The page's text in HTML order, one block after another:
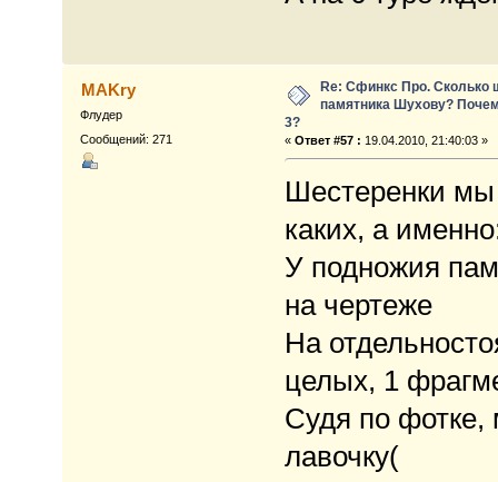
MAKry
Флудер
Сообщений: 271
Re: Сфинкс Про. Сколько
памятника Шухову?
3?
« Ответ #57 : 19.04.2010, 21:40:03 »
Шестеренки мы
каких, а
У подножия
на чертеже
На
целых, 1
Судя по
лавочку(